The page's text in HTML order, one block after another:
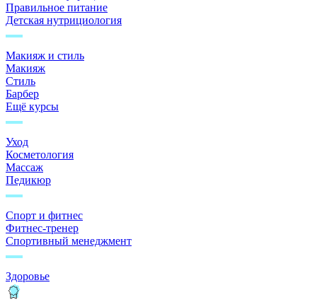
Правильное питание
Детская нутрициология
Макияж и стиль
Макияж
Стиль
Барбер
Ещё курсы
Уход
Косметология
Массаж
Педикюр
Спорт и фитнес
Фитнес-тренер
Спортивный менеджмент
Здоровье